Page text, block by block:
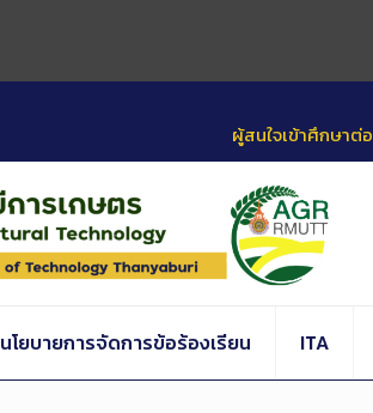
ผู้สนใจเข้าศึกษาต่อ
นโยบายการจัดการข้อร้องเรียน ITA